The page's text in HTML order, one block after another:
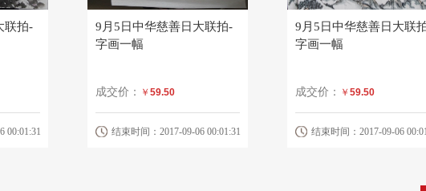
联拍-
00:01:31
9月5日中华慈善日大联拍-
字画一幅
成交价： ￥ 59.50
结束时间：2017-09-06 00:01:31
9月5日中华慈善日大联
字画一幅
成交价： ￥ 59.50
结束时间：2017-09-06